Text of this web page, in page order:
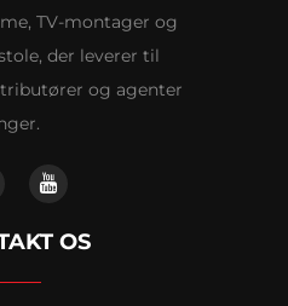
TV-montager og
der leverer til
og agenter
OS